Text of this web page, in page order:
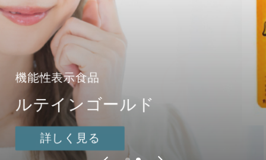
いきいき本舗No１
しじみにんにく極
詳しく見る
機能性表示食品
ルテインゴールド
詳しく見る